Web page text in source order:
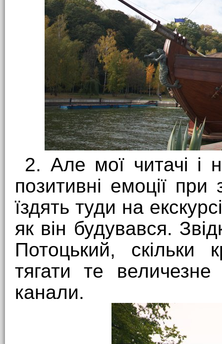
2. Але мої читачі і
позитивні емоції при
їздять туди на
як він будувався.
Потоцький, скільки
тягати те
канали.